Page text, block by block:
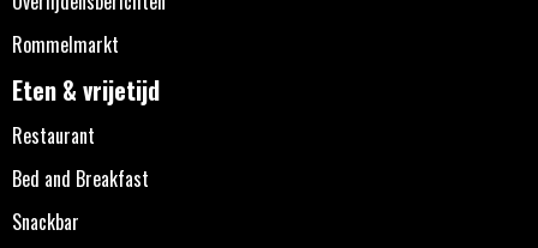
Rommelmarkt
Eten & vrijetijd
Restaurant
Bed and Breakfast
Snackbar